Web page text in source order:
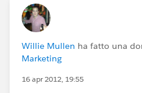
Willie Mullen ha fatto una
Marketing
16 apr 2012, 19:55